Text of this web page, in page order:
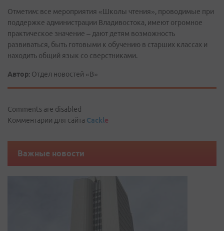
Отметим: все мероприятия «Школы чтения», проводимые при
поддержке администрации Владивостока, имеют огромное
практическое значение – дают детям возможность
развиваться, быть готовыми к обучению в старших классах и
находить общий язык со сверстниками.
Автор: Отдел новостей «В»
Comments are disabled
Комментарии для сайта Cackle
Важные новости